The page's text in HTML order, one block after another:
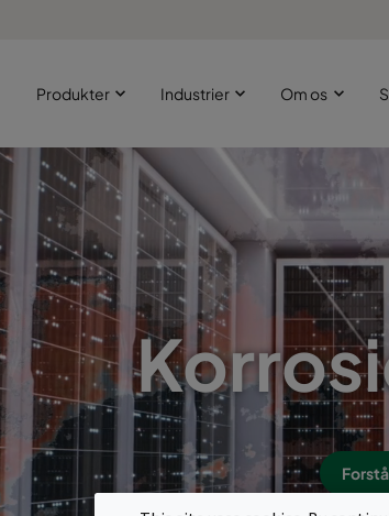
Produkter Industrier Om os